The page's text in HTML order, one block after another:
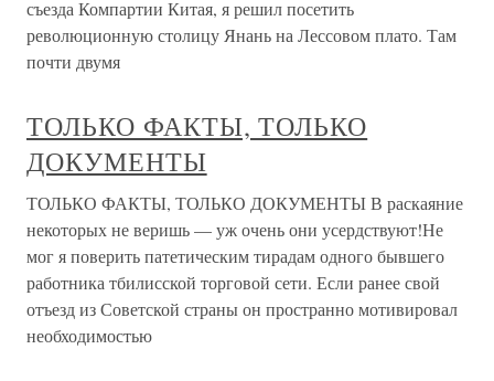
съезда Компартии Китая, я решил посетить
революционную столицу Янань на Лессовом плато. Там
почти двумя
ТОЛЬКО ФАКТЫ, ТОЛЬКО
ДОКУМЕНТЫ
ТОЛЬКО ФАКТЫ, ТОЛЬКО ДОКУМЕНТЫ В раскаяние
некоторых не веришь — уж очень они усердствуют!Не
мог я поверить патетическим тирадам одного бывшего
работника тбилисской торговой сети. Если ранее свой
отъезд из Советской страны он пространно мотивировал
необходимостью